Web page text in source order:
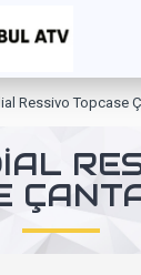
Ressivo Topcase